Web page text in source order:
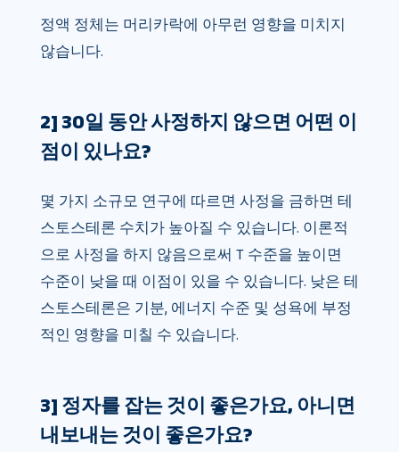
정액 정체는 머리카락에 아무런 영향을 미치지
않습니다.
2] 30일 동안 사정하지 않으면 어떤 이
점이 있나요?
몇 가지 소규모 연구에 따르면 사정을 금하면 테
스토스테론 수치가 높아질 수 있습니다. 이론적
으로 사정을 하지 않음으로써 T 수준을 높이면
수준이 낮을 때 이점이 있을 수 있습니다. 낮은 테
스토스테론은 기분, 에너지 수준 및 성욕에 부정
적인 영향을 미칠 수 있습니다.
3] 정자를 잡는 것이 좋은가요, 아니면
내보내는 것이 좋은가요?